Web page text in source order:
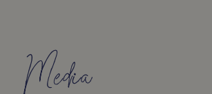
Media